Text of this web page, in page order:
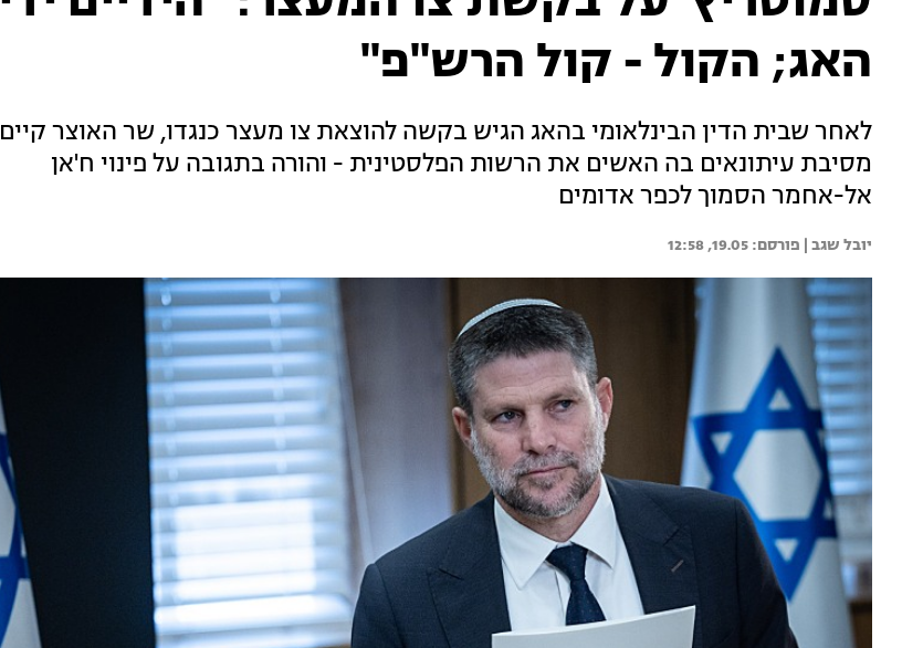
האג; הקול - קול הרש"פ"
לאחר שבית הדין הבינלאומי בהאג הגיש בקשה להוצאת צו מעצר כנגדו, שר האוצר קיים
מסיבת עיתונאים בה האשים את הרשות הפלסטינית - והורה בתגובה על פינוי ח'אן
אל-אחמר הסמוך לכפר אדומים
יובל שגב | 19.05, 12:58